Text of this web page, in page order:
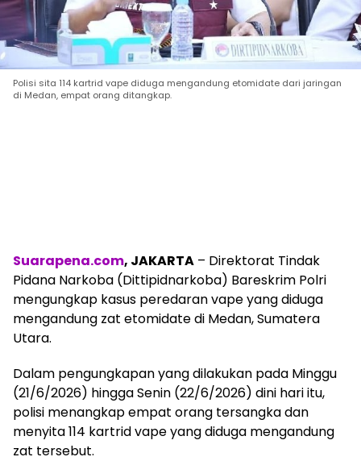
Polisi sita 114 kartrid vape diduga mengandung etomidate dari jaringan
di Medan, empat orang ditangkap.
Suarapena.com, JAKARTA – Direktorat Tindak
Pidana Narkoba (Dittipidnarkoba) Bareskrim Polri
mengungkap kasus peredaran vape yang diduga
mengandung zat etomidate di Medan, Sumatera
Utara.
Dalam pengungkapan yang dilakukan pada Minggu
(21/6/2026) hingga Senin (22/6/2026) dini hari itu,
polisi menangkap empat orang tersangka dan
menyita 114 kartrid vape yang diduga mengandung
zat tersebut.